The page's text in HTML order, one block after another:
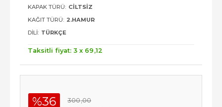
KAPAK TÜRÜ: CILTSIZ
KAĞIT TÜRÜ: 2.HAMUR
DILI: TÜRKÇE
Taksitli fiyat: 3 x 69 ,12
%36 300,00